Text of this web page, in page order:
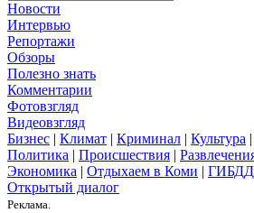
Новости
Интервью
Репортажи
Обзоры
Полезно знать
Комментарии
Фотовзгляд
Видеовзгляд
Бизнес | Климат | Криминал | Культура |
Политика | Происшествия |
Экономика | Отдыхаем в Коми | ГИБДД
Открытый диалог
Реклама.